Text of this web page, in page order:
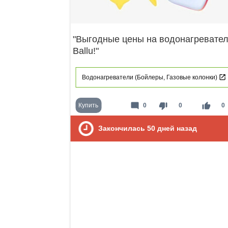
"Выгодные цены на
Ballu!"
Водонагреватели (Бойлеры, Газовые колонки)
Купить thumb_down 0 thumb_up 0
mode_comment 0
Закончилась 50 дней назад